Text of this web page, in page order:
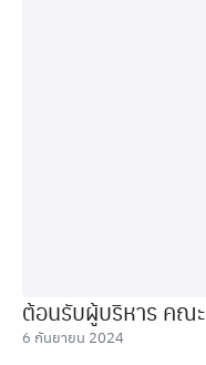
ต้อนรับผู้บริหาร คณ
6 กันยายน 2024